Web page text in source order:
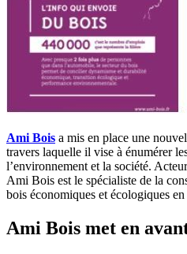
Ami Bois a mis en place une
travers laquelle il vise à énumérer
l’environnement et la société.
Ami Bois est le spécialiste de la
bois économiques et écologiques
Ami Bois met en